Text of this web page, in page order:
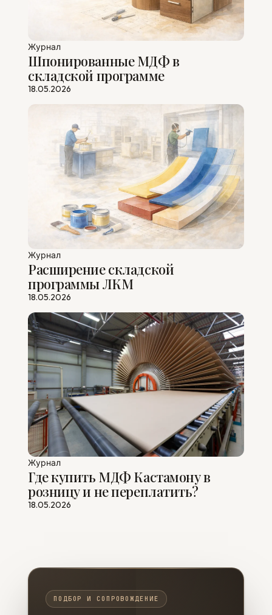
Журнал
Шпонированные МДФ в
складской программе
18.05.2026
Журнал
Расширение складской
программы ЛКМ
18.05.2026
Журнал
Где купить МДФ Кастамону в
розницу и не переплатить?
18.05.2026
ПОДБОР И СОПРОВОЖДЕНИЕ